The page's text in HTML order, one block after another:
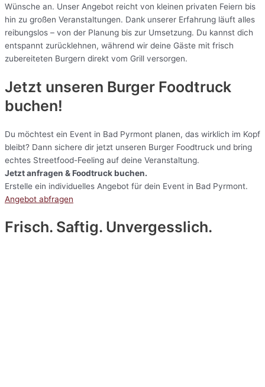
Wünsche an. Unser Angebot reicht von kleinen privaten Feiern bis
hin zu großen Veranstaltungen. Dank unserer Erfahrung läuft alles
reibungslos – von der Planung bis zur Umsetzung. Du kannst dich
entspannt zurücklehnen, während wir deine Gäste mit frisch
zubereiteten Burgern direkt vom Grill versorgen.
Jetzt unseren Burger Foodtruck
buchen!
Du möchtest ein Event in Bad Pyrmont planen, das wirklich im Kopf
bleibt? Dann sichere dir jetzt unseren Burger Foodtruck und bring
echtes Streetfood-Feeling auf deine Veranstaltung.
Jetzt anfragen & Foodtruck buchen.
Erstelle ein individuelles Angebot für dein Event in Bad Pyrmont.
Angebot abfragen
Frisch. Saftig. Unvergesslich.